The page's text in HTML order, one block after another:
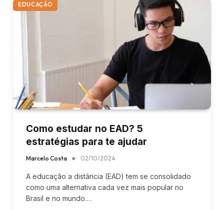
EDUCAÇÃO
Como estudar no EAD? 5
estratégias para te ajudar
Marcelo Costa 02/10/2024
A educação a distância (EAD) tem se consolidado
como uma alternativa cada vez mais popular no
Brasil e no mundo.…